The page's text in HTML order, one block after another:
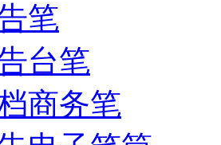
笔
台笔
商务笔